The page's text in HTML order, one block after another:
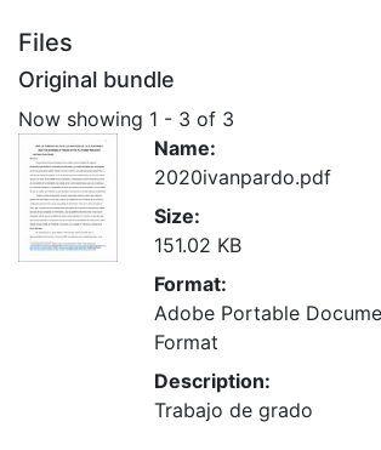
Files
Original bundle
Now showing 1 - 3 of 3
Name:
2020ivanpardo.pdf
Size:
151.02 KB
Format:
Adobe Portable
Format
Description:
Trabajo de grado